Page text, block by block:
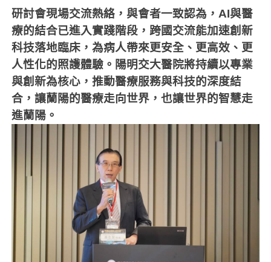
研討會現場交流熱絡，與會者一致認為， AI與醫
療的結合已進入實踐階段，跨國交流能加速創新
科技落地臨床，為病人帶來更安全、更高效、更
人性化的照護體驗。陽明交大醫院將持續以專業
與創新為核心，推動醫療服務與科技的深度結
合，讓蘭陽的醫療走向世界，也讓世界的智慧走
進蘭陽。